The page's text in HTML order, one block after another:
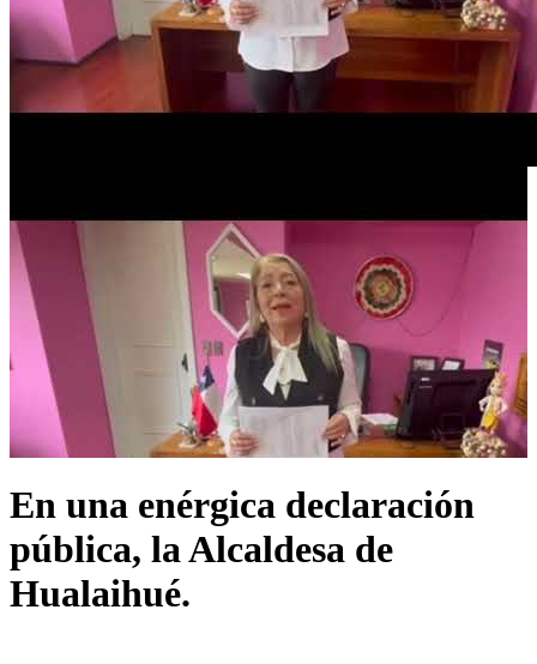
En una enérgica declaración
pública, la Alcaldesa de
Hualaihué.